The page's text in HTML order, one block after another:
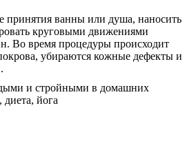
принятия ванны или душа, наносить
круговыми движениями
Во время процедуры происходит
убираются кожные дефекты и